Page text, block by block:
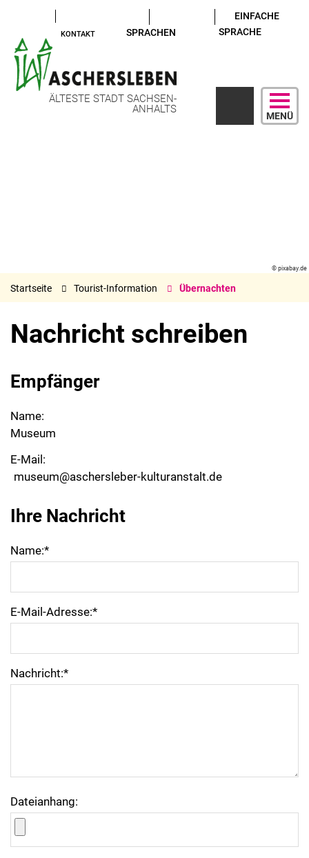
KONTAKT SPRACHEN
EINFACHE
SPRACHE
ÄLTESTE STADT SACHSEN-
ANHALTS
MENÜ
© pixabay.de
Startseite Tourist-Information Übernachten
Nachricht schreiben
Empfänger
Name:
Museum
E-Mail:
museum@aschersleber-kulturanstalt.de
Ihre Nachricht
Name:*
E-Mail-Adresse:*
Nachricht:*
Dateianhang: